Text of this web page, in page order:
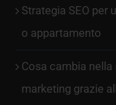
Strategia SEO per
o appartamento
Cosa cambia nella
marketing grazie